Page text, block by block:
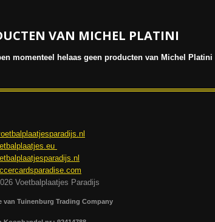
VAN MICHEL PLATINI
momenteel helaas geen producten van Michel Platini
Voetbalplaatjes Paradijs
van Tuinenburg Trading Company